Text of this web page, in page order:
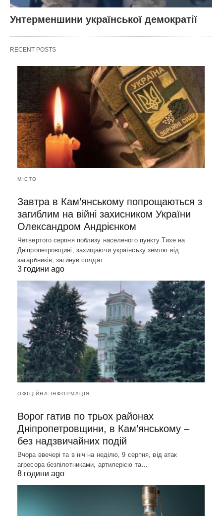
Унтерменшини української демократії
RECENT POSTS
МІСТО
Завтра в Кам’янському попрощаються з
загиблим на війні захисником України
Олександром Андрієнком
Четвертого серпня поблизу населеного пункту Тихе на
Дніпропетровщині, захищаючи українську землю від
загарбників, загинув солдат…
3 години ago
ОФІЦІЙНА ІНФОРМАЦІЯ
Ворог гатив по трьох районах
Дніпропетровщини, в Кам’янському –
без надзвичайних подій
Вчора ввечері та в ніч на неділю, 9 серпня, від атак
агресора безпілотниками, артилерією та…
8 години ago